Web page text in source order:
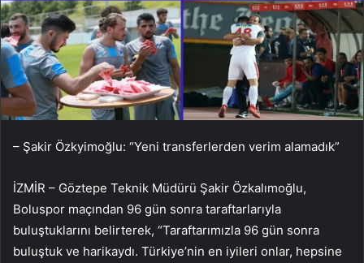
– Şakir Özkyimoğlu: “Yeni transferlerden verim alamadık”
İZMİR – Göztepe Teknik Müdürü Şakir Özkalımoğlu,
Boluspor maçından 96 gün sonra taraftarlarıyla
buluştuklarını belirterek, “Taraftarımızla 96 gün sonra
buluştuk ve harikaydı. Türkiye’nin en iyileri onlar, hepsine